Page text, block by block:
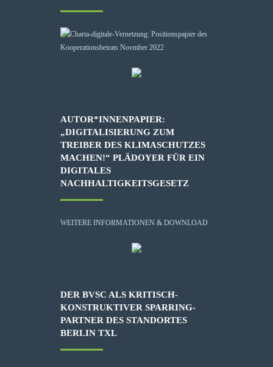
AUTOR*INNENPAPIER:
„DIGITALISIERUNG ZUM
TREIBER DES KLIMASCHUTZES
MACHEN!“ PLÄDOYER FÜR EIN
DIGITALES
NACHHALTIGKEITSGESETZ
WEITERE INFORMATIONEN & DOWNLOAD
DER BVSC ALS KRITISCH-
KONSTRUKTIVER SPARRING-
PARTNER DES STANDORTES
BERLIN TXL